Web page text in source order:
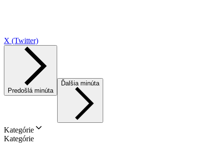
X (Twitter)
Predošlá minúta
Ďalšia minúta
Kategórie
Kategórie